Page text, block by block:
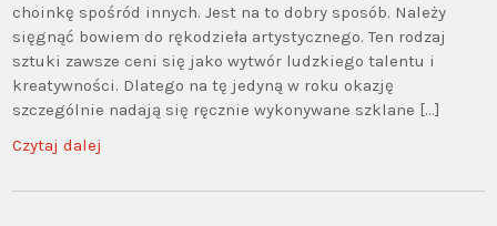
choinkę spośród innych. Jest na to dobry sposób. Należy
sięgnąć bowiem do rękodzieła artystycznego. Ten rodzaj
sztuki zawsze ceni się jako wytwór ludzkiego talentu i
kreatywności. Dlatego na tę jedyną w roku okazję
szczególnie nadają się ręcznie wykonywane szklane […]
Czytaj dalej